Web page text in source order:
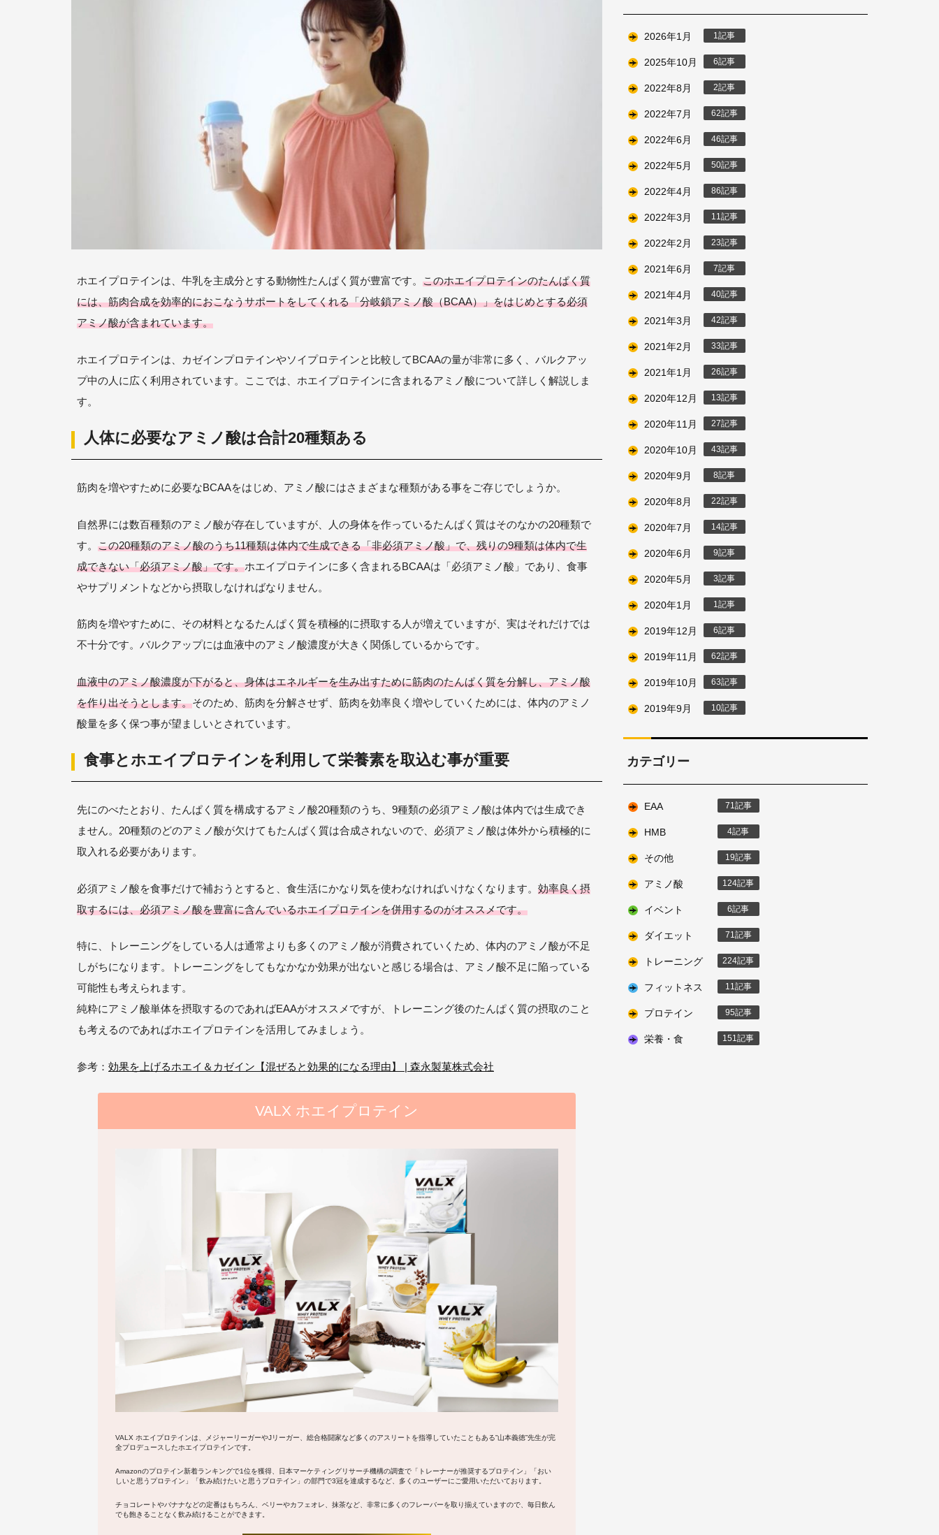
ホエイプロテインは、牛乳を主成分とする動物性たんぱく質が豊富です。 このホエイプロテインのたんぱく質
には、筋肉合成を効率的におこなうサポートをしてくれる「分岐鎖アミノ酸（BCAA）」をはじめとする必須
アミノ酸が含まれています。
ホエイプロテインは、カゼインプロテインやソイプロテインと比較してBCAAの量が非常に多く、バルクアッ
プ中の人に広く利用されています。ここでは、ホエイプロテインに含まれるアミノ酸について詳しく解説しま
す。
人体に必要なアミノ酸は合計20種類ある
筋肉を増やすために必要なBCAAをはじめ、アミノ酸にはさまざまな種類がある事をご存じでしょうか。
自然界には数百種類のアミノ酸が存在していますが、人の身体を作っているたんぱく質はそのなかの20種類で
す。 この20種類のアミノ酸のうち11種類は体内で生成できる「非必須アミノ酸」で、残りの9種類は体内で生
成できない「必須アミノ酸」です。ホエイプロテインに多く含まれるBCAAは「必須アミノ酸」であり、食事
やサプリメントなどから摂取しなければなりません。
筋肉を増やすために、その材料となるたんぱく質を積極的に摂取する人が増えていますが、実はそれだけでは
不十分です。バルクアップには血液中のアミノ酸濃度が大きく関係しているからです。
血液中のアミノ酸濃度が下がると、身体はエネルギーを生み出すために筋肉のたんぱく質を分解し、アミノ酸
を作り出そうとします。そのため、筋肉を分解させず、筋肉を効率良く増やしていくためには、体内のアミノ
酸量を多く保つ事が望ましいとされています。
食事とホエイプロテインを利用して栄養素を取込む事が重要
先にのべたとおり、たんぱく質を構成するアミノ酸20種類のうち、9種類の必須アミノ酸は体内では生成でき
ません。20種類のどのアミノ酸が欠けてもたんぱく質は合成されないので、必須アミノ酸は体外から積極的に
取入れる必要があります。
必須アミノ酸を食事だけで補おうとすると、食生活にかなり気を使わなければいけなくなります。 効率良く摂
取するには、必須アミノ酸を豊富に含んでいるホエイプロテインを併用するのがオススメです。
特に、トレーニングをしている人は通常よりも多くのアミノ酸が消費されていくため、体内のアミノ酸が不足
しがちになります。トレーニングをしてもなかなか効果が出ないと感じる場合は、アミノ酸不足に陥っている
可能性も考えられます。
純粋にアミノ酸単体を摂取するのであればEAAがオススメですが、トレーニング後のたんぱく質の摂取のこと
も考えるのであればホエイプロテインを活用してみましょう。
参考： 効果を上げるホエイ＆カゼイン【混ぜると効果的になる理由】 | 森永製菓株式会社
VALX ホエイプロテイン
VALX ホエイプロテインは、メジャーリーガーやJリーガー、総合格闘家など多くのアスリートを指導していたこともある”山本義徳”先生が完
全プロデュースしたホエイプロテインです。
Amazonのプロテイン新着ランキングで1位を獲得、日本マーケティングリサーチ機構の調査で「トレーナーが推奨するプロテイン」「おい
しいと思うプロテイン」「飲み続けたいと思うプロテイン」の部門で3冠を達成するなど、多くのユーザーにご愛用いただいております。
チョコレートやバナナなどの定番はもちろん、 ベリーやカフェオレ、 抹茶など、非常に多くのフレーバーを取り揃えていますので、毎日飲ん
でも飽きることなく飲み続けることができます。
2026年1月 1
2025年10月 6
2022年8月 2
2022年7月 62
2022年6月 46
2022年5月 50
2022年4月 86
2022年3月 11
2022年2月 23
2021年6月 7
2021年4月 40
2021年3月 42
2021年2月 33
2021年1月 26
2020年12月 13
2020年11月 27
2020年10月 43
2020年9月 8
2020年8月 22
2020年7月 14
2020年6月 9
2020年5月 3
2020年1月 1
2019年12月 6
2019年11月 62
2019年10月 63
2019年9月 10
カテゴリー
EAA 71
HMB 4
その他 19
アミノ酸 124
イベント 6
ダイエット 71
トレーニング 224
フィットネス 11
プロテイン 95
栄養・食 151